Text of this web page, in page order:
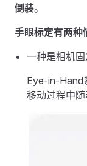
倒装。
手眼标定有两种
一种是相机固
Eye-in-Hand
移动过程中随